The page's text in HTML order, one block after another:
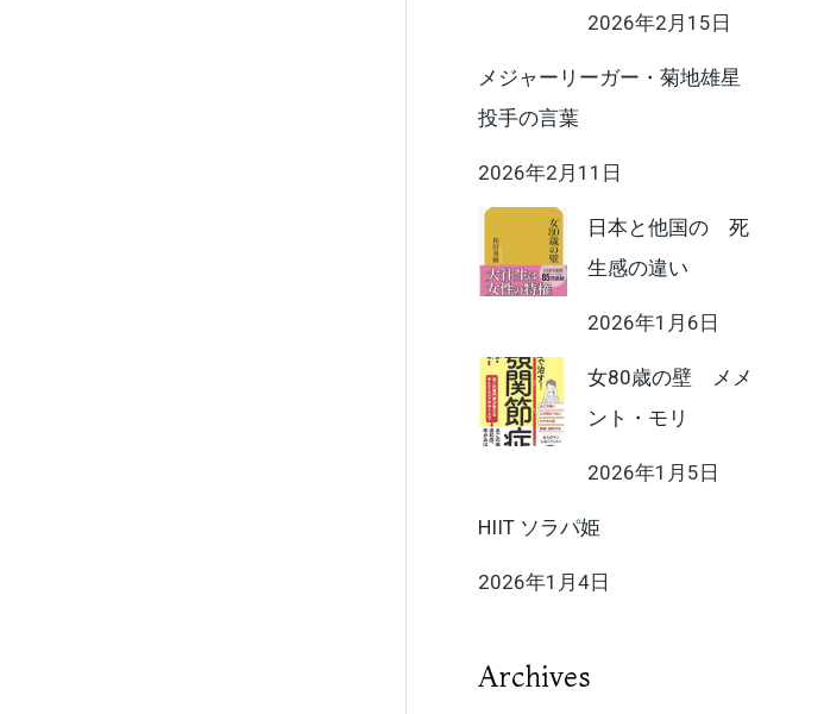
2026年2月15日
メジャーリーガー・菊地雄星
投手の言葉
2026年2月11日
日本と他国の 死
生感の違い
2026年1月6日
女80歳の壁 メメ
ント・モリ
2026年1月5日
HIIT ソラパ姫
2026年1月4日
Archives